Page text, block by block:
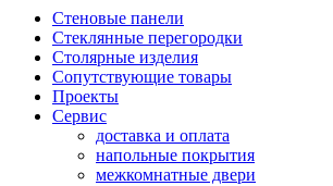
Стеновые панели
Стеклянные перегородки
Столярные изделия
Сопутствующие товары
Проекты
Сервис
доставка и оплата
напольные покрытия
межкомнатные двери